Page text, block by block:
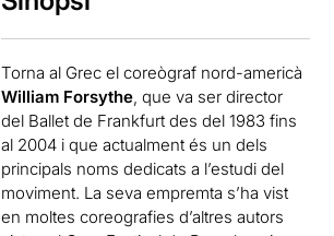
Torna al Grec el coreògraf nord-americà
William Forsythe , que va ser director
del Ballet de Frankfurt des del 1983 fins
al 2004 i que actualment és un dels
principals noms dedicats a l’estudi del
moviment. La seva empremta s’ha vist
en moltes coreografies d’altres autors